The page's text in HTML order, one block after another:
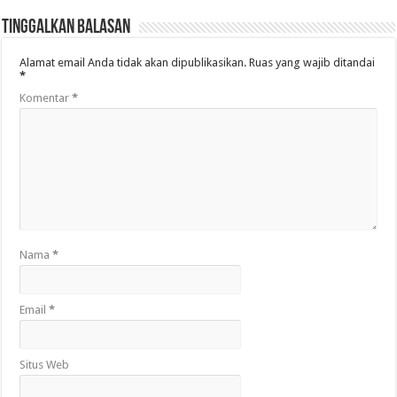
Tinggalkan Balasan
Alamat email Anda tidak akan dipublikasikan. Ruas yang wajib ditandai
*
Komentar*
Nama*
Email*
Situs Web